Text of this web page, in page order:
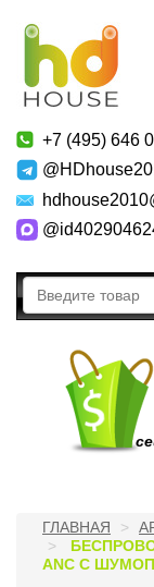
+7 (495) 646
ГЛАВНАЯ
ANС С